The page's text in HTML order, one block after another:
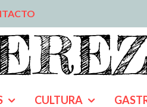
CULTURA